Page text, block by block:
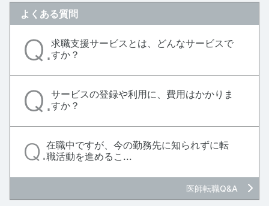
よくある質問
求職支援サービスとは、どんなサービスで
すか？
サービスの登録や利用に、費用はかかりま
すか？
在職中ですが、今の勤務先に知られずに転
職活動を進めるこ...
医師転職Q&A